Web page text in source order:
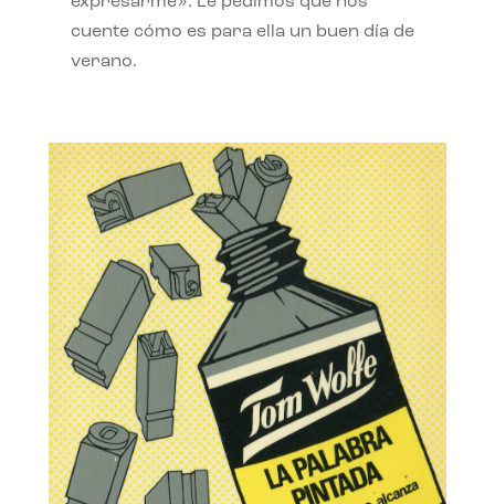
cuente cómo es para ella un buen día de
verano.